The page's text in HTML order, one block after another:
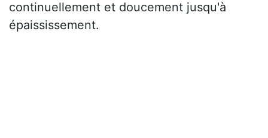
continuellement et doucement jusqu'à
épaississement.